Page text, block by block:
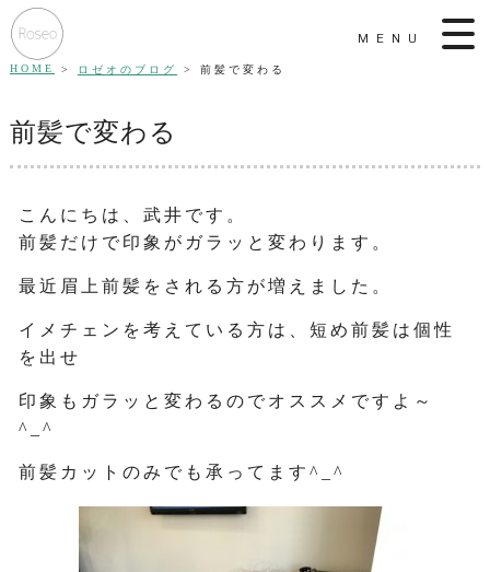
MENU
HOME ロゼオのブログ 前髪で変わる
前髪で変わる
こんにちは、武井です。
前髪だけで印象がガラッと変わります。
最近眉上前髪をされる方が増えました。
イメチェンを考えている方は、短め前髪は個性
を出せ
印象もガラッと変わるのでオススメですよ～
^_^
前髪カットのみでも承ってます^_^